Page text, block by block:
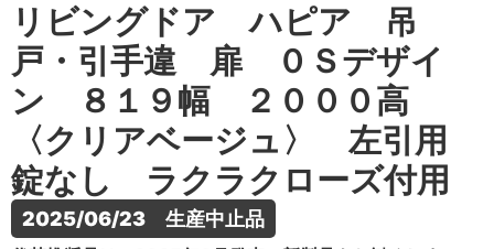
リビングドア ハピア 吊
戸・引手違 扉 ０Ｓデザイ
ン ８１９幅 ２０００高
〈クリアベージュ〉 左引用
錠なし ラクラクローズ付用
2025/06/23　生産中止品